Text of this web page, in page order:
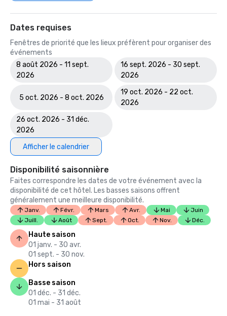
Dates requises
Fenêtres de priorité que les lieux préfèrent pour organiser des
événements
8 août 2026 - 11 sept.
2026
16 sept. 2026 - 30 sept.
2026
5 oct. 2026 - 8 oct. 2026
19 oct. 2026 - 22 oct.
2026
26 oct. 2026 - 31 déc.
2026
Afficher le calendrier
Disponibilité saisonnière
Faites correspondre les dates de votre événement avec la
disponibilité de cet hôtel. Les basses saisons offrent
généralement une meilleure disponibilité.
Janv. Févr. Mars Avr. Mai
Juin
Juill.
Août Sept. Oct. Nov. Déc.
Haute saison
01 janv. - 30 avr.
01 sept. - 30 nov.
Hors saison
Basse saison
01 déc. - 31 déc.
01 mai - 31 août